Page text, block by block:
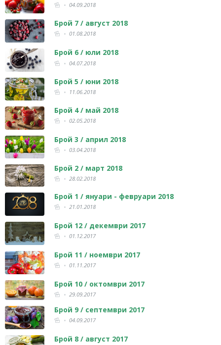
04.09.2018
Брой 7 / август 2018
01.08.2018
Брой 6 / юли 2018
04.07.2018
Брой 5 / юни 2018
11.06.2018
Брой 4 / май 2018
02.05.2018
Брой 3 / април 2018
03.04.2018
Брой 2 / март 2018
28.02.2018
Брой 1 / януари - февруари 2018
21.01.2018
Брой 12 / декември 2017
01.12.2017
Брой 11 / ноември 2017
01.11.2017
Брой 10 / октомври 2017
29.09.2017
Брой 9 / септември 2017
04.09.2017
Брой 8 / август 2017